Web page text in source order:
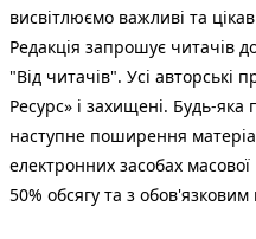
висвітлюємо важливі та
Редакція запрошує читачів
"Від читачів". Усі авторські
Ресурс» і захищені. Будь-
наступне поширення
електронних засобах
50% обсягу та з